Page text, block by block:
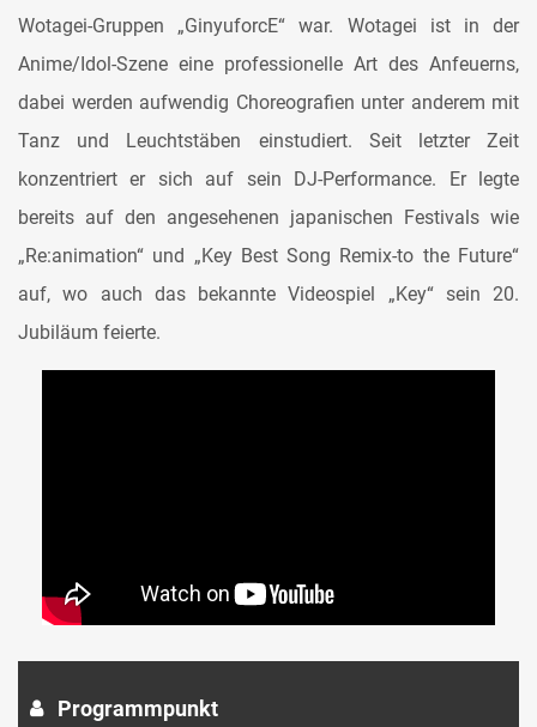
Wotagei-Gruppen „GinyuforcE“ war. Wotagei ist in der
Anime/Idol-Szene eine professionelle Art des Anfeuerns,
dabei werden aufwendig Choreografien unter anderem mit
Tanz und Leuchtstäben einstudiert. Seit letzter Zeit
konzentriert er sich auf sein DJ-Performance. Er legte
bereits auf den angesehenen japanischen Festivals wie
„Re:animation“ und „Key Best Song Remix-to the Future“
auf, wo auch das bekannte Videospiel „Key“ sein 20.
Jubiläum feierte.
Programmpunkt